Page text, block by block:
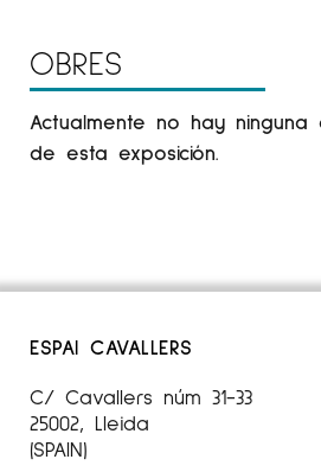
OBRES
Actualmente no hay ninguna
de esta exposición.
ESPAI CAVALLERS
C/ Cavallers núm 31-33
25002, Lleida
(SPAIN)